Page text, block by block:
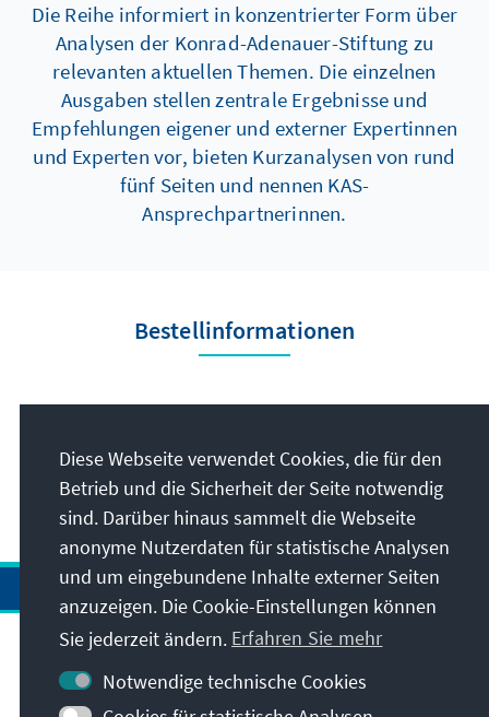
Die Reihe informiert in konzentrierter Form über
Analysen der Konrad-Adenauer-Stiftung zu
relevanten aktuellen Themen. Die einzelnen
Ausgaben stellen zentrale Ergebnisse und
Empfehlungen eigener und externer Expertinnen
und Experten vor, bieten Kurzanalysen von rund
fünf Seiten und nennen KAS-
Ansprechpartnerinnen.
Bestellinformationen
Herausgeber
Konrad-Adenauer-
Stiftung e.V.
Besuchen Sie auch
Diese Webseite verwendet Cookies, die für den
Betrieb und die Sicherheit der Seite notwendig
sind. Darüber hinaus sammelt die Webseite
anonyme Nutzerdaten für statistische Analysen
und um eingebundene Inhalte externer Seiten
anzuzeigen. Die Cookie-Einstellungen können
Sie jederzeit ändern. Erfahren Sie mehr
Notwendige technische Cookies